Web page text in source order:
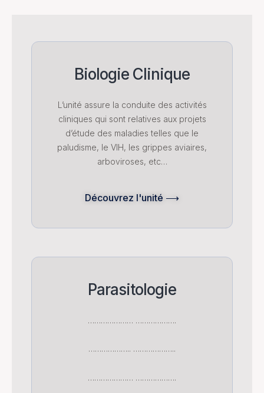
Biologie Clinique
L’unité assure la conduite des activités
cliniques qui sont relatives aux projets
d’étude des maladies telles que le
paludisme, le VIH, les grippes aviaires,
arboviroses, etc…
Découvrez l'unité ⟶
Parasitologie
………………… ……………….
……………….. ………………..
………………… ……………….